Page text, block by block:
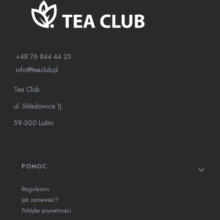
+48 76 844 44 25
info@teaclub.pl
Tea Club
ul. Składowice 1J
59-300 Lubin
Linki w stopce
POMOC
Regulamin
Jak zamawiać?
Polityka prywatności